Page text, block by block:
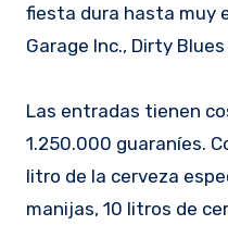
fiesta dura hasta muy
Garage Inc., Dirty
Las entradas tienen
1.250.000 guaraníes.
litro de la cerveza
manijas, 10 litros de